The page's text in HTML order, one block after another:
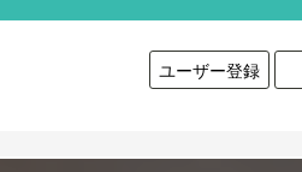
ユーザー登録